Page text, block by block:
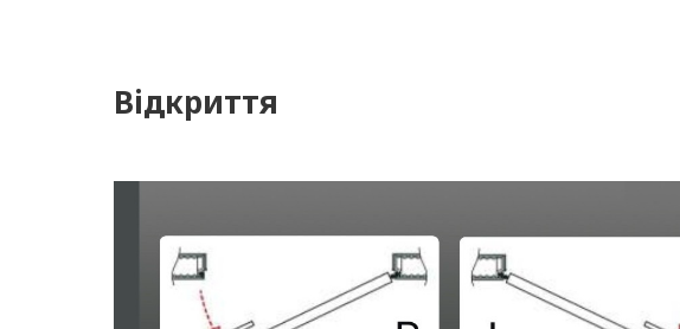
Відкриття